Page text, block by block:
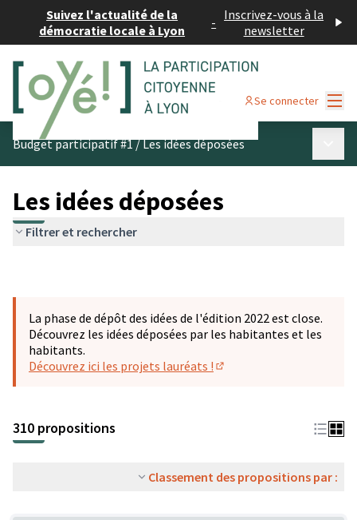
Suivez l'actualité de la
démocratie locale à Lyon
- Inscrivez-vous à la
newsletter
Se connecter
Budget participatif #1/Les idées déposées
Les idées déposées
Filtrer et rechercher
La phase de dépôt des idées de l'édition 2022 est close.
Découvrez les idées déposées par les habitantes et les
habitants.
Découvrez ici les projets lauréats !
310 propositions
Classement des propositions par :